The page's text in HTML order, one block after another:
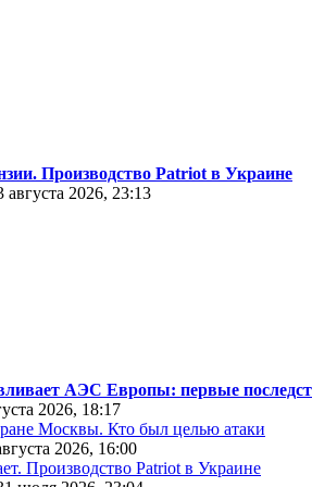
Производство Patriot в Украине
2026, 23:13
АЭС Европы: первые
2026, 18:17
Москвы. Кто был целью атаки
2026, 16:00
Производство Patriot в Украине